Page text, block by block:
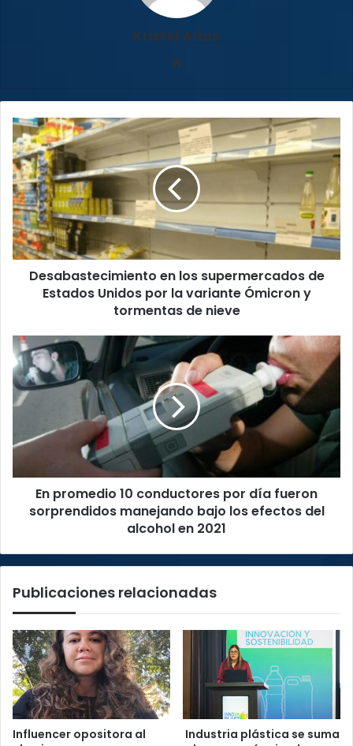
Kristel Arias
Desabastecimiento
en
los
supermercados
de
Estados
Unidos
por
la
variante
Ómicron
de
nieve
Desabastecimiento en los supermercados de
Estados Unidos por la variante Ómicron y
tormentas de nieve
En
promedio
10
conductores
por
fueron
manejando
alcohol
2021
En promedio 10 conductores por día fueron
sorprendidos manejando bajo los efectos del
alcohol en 2021
Publicaciones relacionadas
Influencer opositora al
Industria plástica se suma